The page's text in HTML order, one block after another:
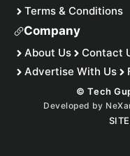
Terms & Conditions
Company
About Us Contact
Advertise With Us
© Tech
Developed by